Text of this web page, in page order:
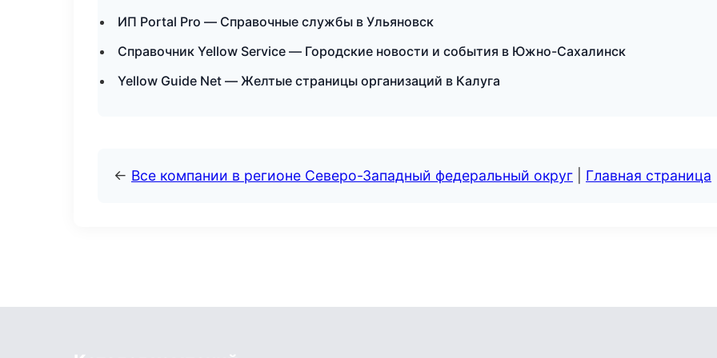
ИП Portal Pro — Справочные службы в Ульяновск
Справочник Yellow Service — Городские новости и события в Южно-Сахалинск
Yellow Guide Net — Желтые страницы организаций в Калуга
← Все компании в регионе Северо-Западный федеральный округ Главная страница